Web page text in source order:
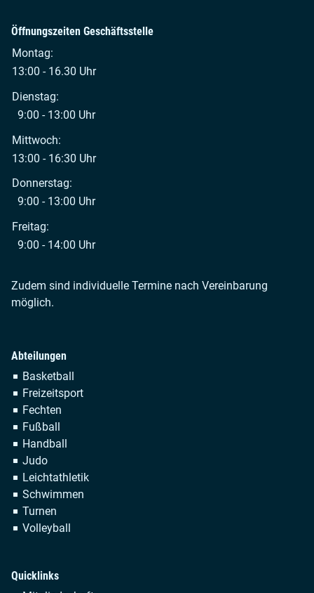
Öffnungszeiten Geschäftsstelle
Montag:
13:00 - 16.30 Uhr
Dienstag:
9:00 - 13:00 Uhr
Mittwoch:
13:00 - 16:30 Uhr
Donnerstag:
9:00 - 13:00 Uhr
Freitag:
9:00 - 14:00 Uhr
Zudem sind individuelle Termine nach Vereinbarung
möglich.
Abteilungen
Navigation
überspringen
Basketball
Freizeitsport
Fechten
Fußball
Handball
Judo
Leichtathletik
Schwimmen
Turnen
Volleyball
Quicklinks